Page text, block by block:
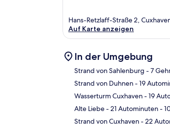
Hans-Retzlaff-Straße 2,
Auf Karte anzeigen
In der Umgebung
Strand von Sahlenburg - 7
Strand von Duhnen- 19
Wasserturm Cuxhaven- 19
Alte Liebe- 21 Autominuten-
Strand von Cuxhaven- 22